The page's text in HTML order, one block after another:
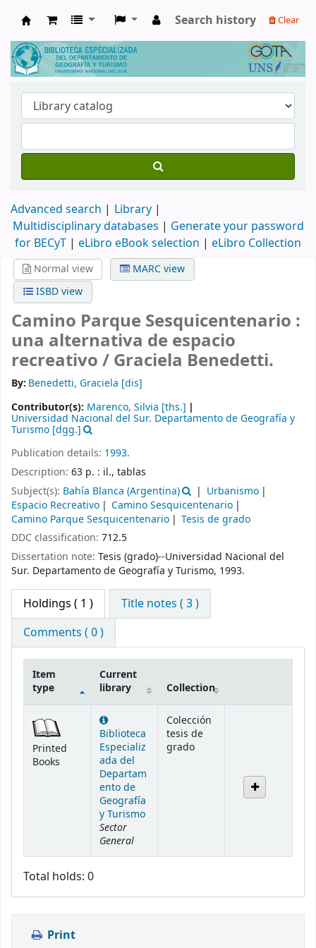
Biblioteca de Geografía y Turismo
Search history Clear
Advanced search
Library
Multidisciplinary databases | Generate your password
for BECyT | eLibro eBook selection | eLibro Collection
Normal view
MARC view
ISBD view
Camino Parque Sesquicentenario :
una alternativa de espacio
recreativo /Graciela Benedetti.
By: Benedetti, Graciela [dis]
Contributor(s): Marenco, Silvia [ths.]
Universidad Nacional del Sur. Departamento de Geografía y
Turismo [dgg.]
Publication details: 1993.
Description: 63 p. : il., tablas
Subject(s): Bahía Blanca (Argentina)
Urbanismo
Espacio Recreativo
Camino Sesquicentenario
Camino Parque Sesquicentenario
Tesis de grado
DDC classification: 712.5
Dissertation note: Tesis (grado)--Universidad Nacional del
Sur. Departamento de Geografía y Turismo, 1993.
Holdings ( 1 )
Title notes ( 3 )
Comments ( 0 )
Item
type
Current
library
Collection
Printed
Books
Biblioteca
Especializ
ada del
Departam
ento de
Geografía
y Turismo
Sector
General
Colección
tesis de
grado
Total holds: 0
Print